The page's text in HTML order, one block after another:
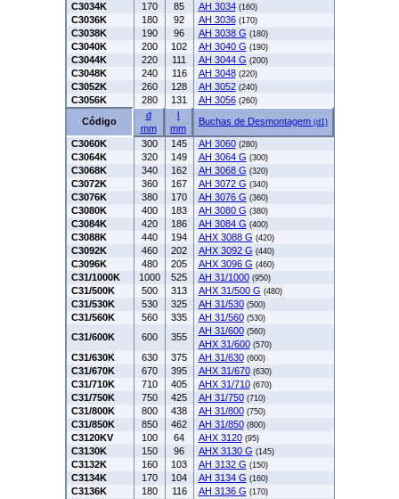
C3034K 170 85 AH 3034 (160)
C3036K 180 92 AH 3036 (170)
C3038K 190 96 AH 3038 G (180)
C3040K 200 102 AH 3040 G (190)
C3044K 220 111 AH 3044 G (200)
C3048K 240 116 AH 3048 (220)
C3052K 260 128 AH 3052 (240)
C3056K 280 131 AH 3056 (260)
Código
d
mm
l
mm
Buchas de Desmontagem (d1)
C3060K 300 145 AH 3060 (280)
C3064K 320 149 AH 3064 G (300)
C3068K 340 162 AH 3068 G (320)
C3072K 360 167 AH 3072 G (340)
C3076K 380 170 AH 3076 G (360)
C3080K 400 183 AH 3080 G (380)
C3084K 420 186 AH 3084 G (400)
C3088K 440 194 AHX 3088 G (420)
C3092K 460 202 AHX 3092 G (440)
C3096K 480 205 AHX 3096 G (460)
C31/1000K 1000 525 AH 31/1000 (950)
C31/500K 500 313 AHX 31/500 G (480)
C31/530K 530 325 AH 31/530 (500)
C31/560K 560 335 AH 31/560 (530)
C31/600K 600 355
AH 31/600 (560)
AHX 31/600 (570)
C31/630K 630 375 AH 31/630 (600)
C31/670K 670 395 AHX 31/670 (630)
C31/710K 710 405 AHX 31/710 (670)
C31/750K 750 425 AH 31/750 (710)
C31/800K 800 438 AH 31/800 (750)
C31/850K 850 462 AH 31/850 (800)
C3120KV 100 64 AHX 3120 (95)
C3130K 150 96 AHX 3130 G (145)
C3132K 160 103 AH 3132 G (150)
C3134K 170 104 AH 3134 G (160)
C3136K 180 116 AH 3136 G (170)